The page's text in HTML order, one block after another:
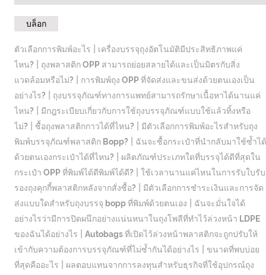
บล็อก
ตัวเลือกการพิมพ์อะไร
เครื่องบรรจุถุงอัตโนมัติมีประสิทธิภาพแค่
ไหน?|
ถุงพลาสติก OPP สามารถย่อยสลายได้และเป็นมิตรกับสิ่ง
แวดล้อมหรือไม่?|
การพิมพ์ถุง OPP ที่จัดส่งและขนส่งด้วยตนเองเป็น
อย่างไร?|
ถุงบรรจุภัณฑ์ทางการแพทย์สามารถรักษาเนื้อหาได้นานแค่
ไหน?|
มีกฎระเบียบเกี่ยวกับการใช้ถุงบรรจุภัณฑ์แบบใช้แล้วทิ้งหรือ
ไม่?| ซื้อถุงพลาสติกกาวได้ที่ไหน?|
มีตัวเลือกการพิมพ์อะไรสำหรับถุง
พิมพ์บรรจุภัณฑ์พลาสติก Bopp?|
ฉันจะซื้อกระเป๋าที่นำกลับมาใช้ซ้ำได้
ด้วยตนเองกระเป๋าได้ที่ไหน?|
ผลิตภัณฑ์ประเภทใดที่บรรจุได้ดีที่สุดใน
กระเป๋า OPP ที่พิมพ์ได้ดีพิมพ์ได้ดี?| ใช้เวลานานแค่ไหนในการรับใบรับ
รองถุงคุกกี้พลาสติกหลังจากสั่งซื้อ?|
มีตัวเลือกการชำระเงินและการจัด
ส่งแบบใดสำหรับถุงบรรจุ bopp ที่พิมพ์ด้วยตนเอง
ฉันจะมั่นใจได้
อย่างไรว่ามีการปิดผนึกอย่างแน่นหนาในถุงโพลีที่ทำไว้ล่วงหน้า LDPE
ของฉันได้อย่างไร
Autobags ที่เปิดไว้ล่วงหน้าพลาสติกจะถูกปรับให้
เข้ากับความต้องการบรรจุภัณฑ์ที่ไม่ซ้ำกันได้อย่างไร
ขนาดที่พบบ่อย
ที่สุดคืออะไร
ผลตอบแทนจากการลงทุนสำหรับธุรกิจที่ใช้อุปกรณ์ถุง